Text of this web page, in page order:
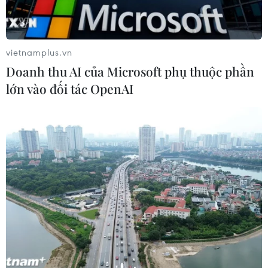
04/08/2026 04:55
CƠ QUAN CHỦ QUẢN: THÔNG TẤN XÃ VIỆT NAM
Tổng Biên tập: TRẦN TIẾN DUẨN
Phó Tổng Biên tập: NGUYỄN THỊ TÁM, KHÚC THANH
THỦY
Sở hữu trí tuệ
Quy định sử dụng
RSS
Hỗ trợ
vietnamplus.vn
Doanh thu AI của Microsoft phụ thuộc phần
lớn vào đối tác OpenAI